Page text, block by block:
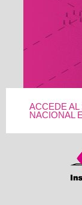
ACCEDE AL
NACIONAL